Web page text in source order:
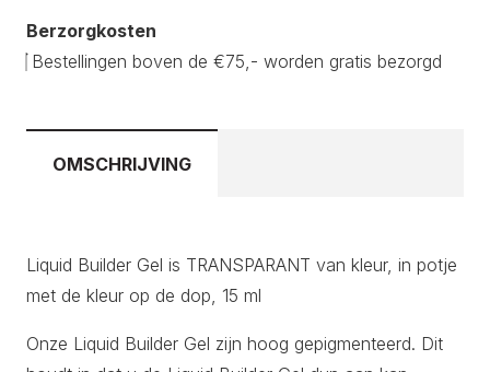
Berzorgkosten
Bestellingen boven de €75,- worden gratis bezorgd
OMSCHRIJVING
Liquid Builder Gel is TRANSPARANT van kleur, in potje
met de kleur op de dop, 15 ml
Onze Liquid Builder Gel zijn hoog gepigmenteerd. Dit